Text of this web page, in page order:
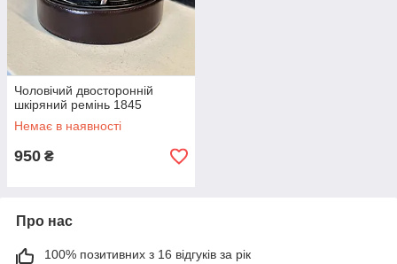
Чоловічий двосторонній
шкіряний ремінь 1845
Немає в наявності
950 ₴
Про нас
100% позитивних з 16 відгуків за рік